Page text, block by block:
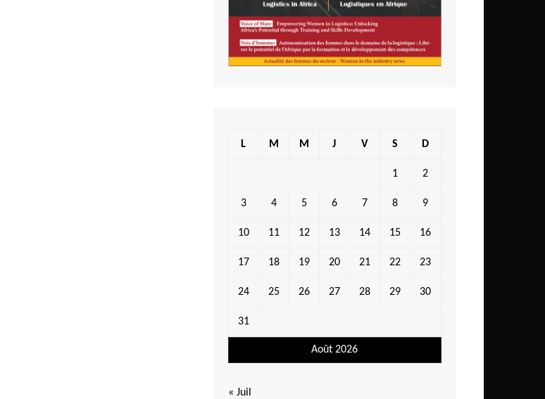
Août 2026
L M M J V S D
1 2
3 4 5 6 7 8 9
10 11 12 13 14 15 16
17 18 19 20 21 22 23
24 25 26 27 28 29 30
31
« Juil